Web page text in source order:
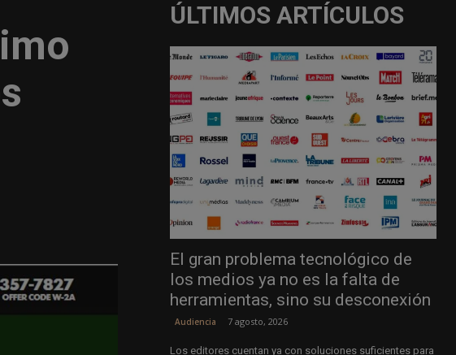
ÚLTIMOS ARTÍCULOS
El gran problema tecnológico de
los medios ya no es la falta de
herramientas, sino su desconexión
Audiencia 7 agosto, 2026
Los editores cuentan ya con soluciones suficientes para